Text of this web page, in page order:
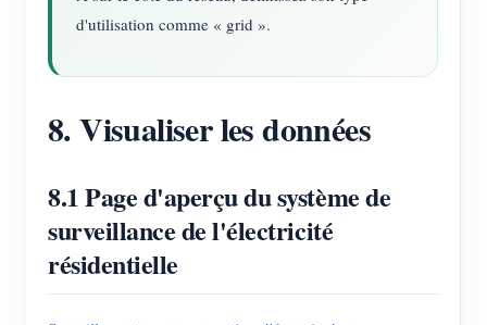
d'utilisation comme « grid ».
8. Visualiser les données
8.1 Page d'aperçu du système de
surveillance de l'électricité
résidentielle